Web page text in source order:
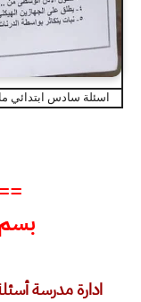
اسئلة سادس ابتدائي مادة
بسم
ادارة مدرسة